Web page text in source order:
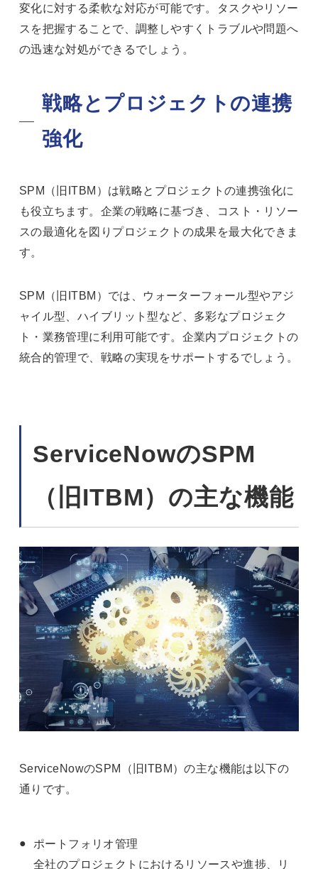
変化に対する柔軟な対応が可能です。タスクやリソー
スを把握することで、調整しやすくトラブルや問題へ
の迅速な対処ができるでしょう。
戦略とプロジェクトの連携
強化
SPM（旧ITBM）は戦略とプロジェクトの連携強化に
も役立ちます。企業の戦略に基づき、コスト・リソー
スの最適化を図りプロジェクトの成果を最大化できま
す。
SPM（旧ITBM）では、ウォーターフォール型やアジ
ャイル型、ハイブリット型など、多彩なプロジェク
ト・業務管理に利用可能です。企業内プロジェクトの
統合的管理で、戦略の実現をサポートするでしょう。
ServiceNowのSPM
（旧ITBM）の主な機能
ServiceNowのSPM（旧ITBM）の主な機能は以下の
通りです。
ポートフォリオ管理
全社のプロジェクトにおけるリソースや進捗、リ